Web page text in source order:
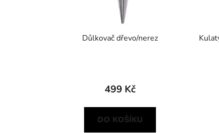
Důlkovač dřevo/nerez
499 Kč
DO KOŠÍKU